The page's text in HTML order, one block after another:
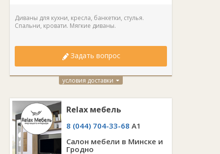
Диваны для кухни, кресла, банкетки, стулья.
Спальни, кровати. Мягкие диваны.
Задать вопрос
условия доставки
Relax мебель
8 (044) 704-33-68 A1
Салон мебели в Минске и
Гродно